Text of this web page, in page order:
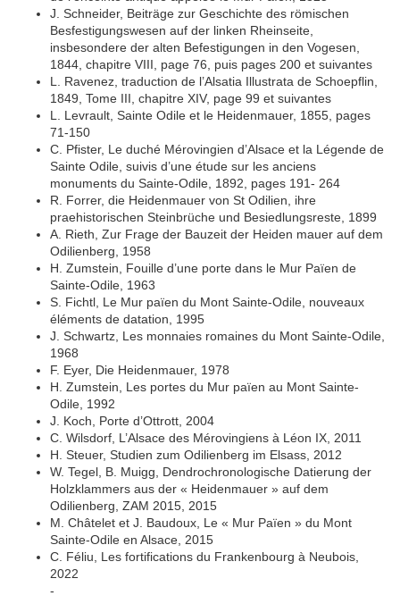
J. Schneider, Beiträge zur Geschichte des römischen
Besfestigungswesen auf der linken Rheinseite,
insbesondere der alten Befestigungen in den Vogesen,
1844, chapitre VIII, page 76, puis pages 200 et suivantes
L. Ravenez, traduction de l’Alsatia Illustrata de Schoepflin,
1849, Tome III, chapitre XIV, page 99 et suivantes
L. Levrault, Sainte Odile et le Heidenmauer, 1855, pages
71-150
C. Pfister, Le duché Mérovingien d’Alsace et la Légende de
Sainte Odile, suivis d’une étude sur les anciens
monuments du Sainte-Odile, 1892, pages 191- 264
R. Forrer, die Heidenmauer von St Odilien, ihre
praehistorischen Steinbrüche und Besiedlungsreste, 1899
A. Rieth, Zur Frage der Bauzeit der Heiden mauer auf dem
Odilienberg, 1958
H. Zumstein, Fouille d’une porte dans le Mur Païen de
Sainte-Odile, 1963
S. Fichtl, Le Mur païen du Mont Sainte-Odile, nouveaux
éléments de datation, 1995
J. Schwartz, Les monnaies romaines du Mont Sainte-Odile,
1968
F. Eyer, Die Heidenmauer, 1978
H. Zumstein, Les portes du Mur païen au Mont Sainte-
Odile, 1992
J. Koch, Porte d’Ottrott, 2004
C. Wilsdorf, L’Alsace des Mérovingiens à Léon IX, 2011
H. Steuer, Studien zum Odilienberg im Elsass, 2012
W. Tegel, B. Muigg, Dendrochronologische Datierung der
Holzklammers aus der « Heidenmauer » auf dem
Odilienberg, ZAM 2015, 2015
M. Châtelet et J. Baudoux, Le « Mur Païen » du Mont
Sainte-Odile en Alsace, 2015
C. Féliu, Les fortifications du Frankenbourg à Neubois,
2022
- ​​​